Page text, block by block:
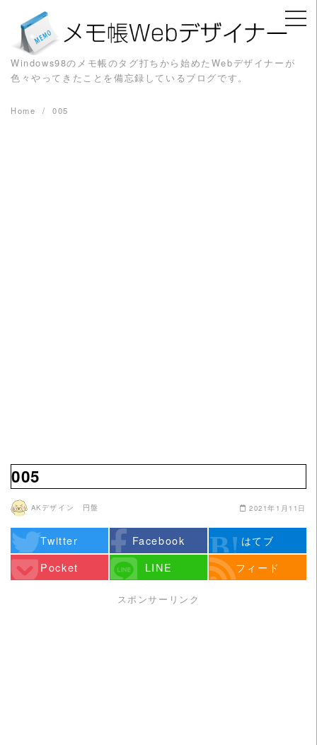
content
Windows98のメモ帳のタグ打ちから始めたWebデザイナーが
色々やってきたことを備忘録しているブログです。
Home 005
005
AKデザイン 円盤 2021年1月11日
Twitter Facebook
はてブ
Pocket
LINE フィード
スポンサーリンク